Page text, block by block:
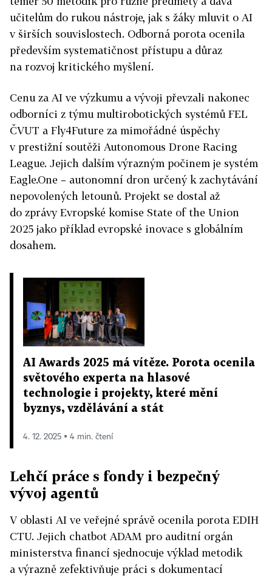
učitelům do rukou nástroje, jak s žáky mluvit o AI
v širších souvislostech. Odborná porota ocenila
především systematičnost přístupu a důraz
na rozvoj kritického myšlení.
Cenu za AI ve výzkumu a vývoji převzali nakonec
odborníci z týmu multirobotických systémů FEL
ČVUT a Fly4Future za mimořádné úspěchy
v prestižní soutěži Autonomous Drone Racing
League. Jejich dalším výrazným počinem je systém
Eagle.One – autonomní dron určený k zachytávání
nepovolených letounů. Projekt se dostal až
do zprávy Evropské komise State of the Union
2025 jako příklad evropské inovace s globálním
dosahem.
AI Awards 2025 má vítěze. Porota ocenila
světového experta na hlasové
technologie i projekty, které mění
byznys, vzdělávání a stát
4. 12. 2025 ▪ 4 min. čtení
Lehčí práce s fondy i bezpečný
vývoj agentů
V oblasti AI ve veřejné správě ocenila porota EDIH
CTU. Jejich chatbot ADAM pro auditní orgán
ministerstva financí sjednocuje výklad metodik
a výrazně zefektivňuje práci s dokumentací